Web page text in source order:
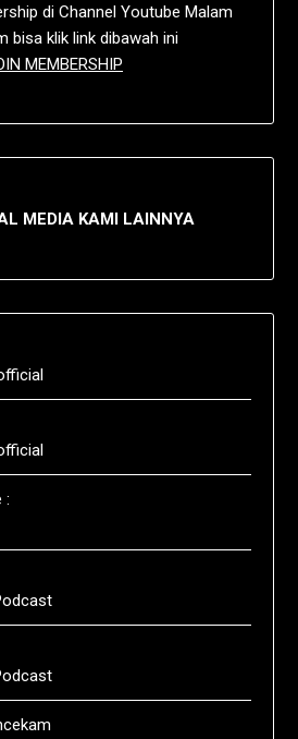
di Channel Youtube Malam
bisa klik link dibawah ini
MEMBERSHIP
MEDIA KAMI LAINNYA
: